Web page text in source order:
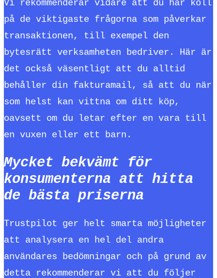
Vi rekommenderar vidare att du har koll
på de viktigaste frågorna som påverkar
transaktionen, till exempel den
bytesrätt verksamheten bedriver. Här är
det också väsentligt att du alltid
behåller din fakturamail, så att du när
som helst kan vittna om ditt köp,
oavsett om du letar efter en vara till
en vuxen eller ett barn.
Mycket bekvämt för
konsumenterna att hitta
de bästa priserna
Trustpilot ger helt smarta möjligheter
att analysera en hel del andra
användares bedömningar och på grund av
detta rekommenderar vi att du följer